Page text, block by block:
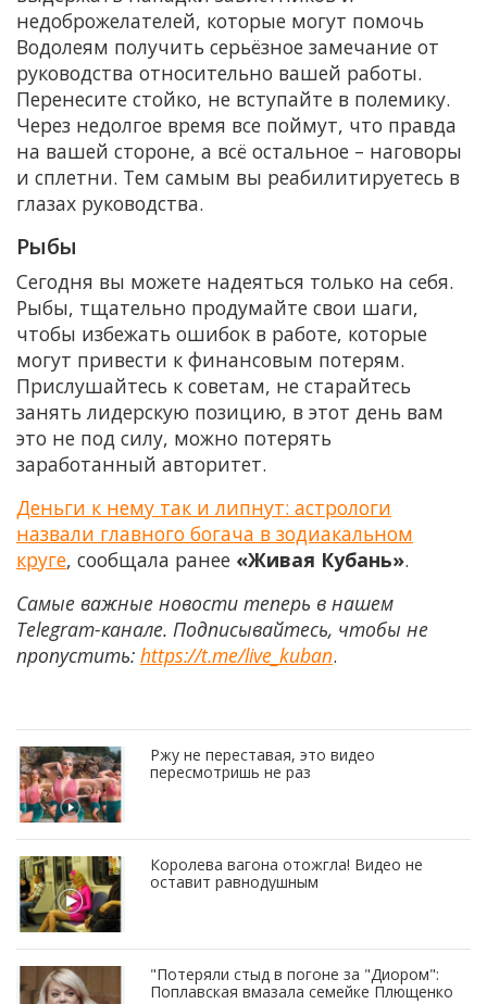
недоброжелателей, которые могут помочь
Водолеям получить серьёзное замечание от
руководства относительно вашей работы.
Перенесите стойко, не вступайте в полемику.
Через недолгое время все поймут, что правда
на вашей стороне, а всё остальное – наговоры
и сплетни. Тем самым вы реабилитируетесь в
глазах руководства.
Рыбы
Сегодня вы можете надеяться только на себя.
Рыбы, тщательно продумайте свои шаги,
чтобы избежать ошибок в работе, которые
могут привести к финансовым потерям.
Прислушайтесь к советам, не старайтесь
занять лидерскую позицию, в этот день вам
это не под силу, можно потерять
заработанный авторитет.
Деньги к нему так и липнут: астрологи
назвали главного богача в зодиакальном
круге, сообщала ранее «Живая Кубань».
Самые важные новости теперь в нашем
Telegram-канале. Подписывайтесь, чтобы не
пропустить: https://t.me/live_kuban.
Ржу не переставая, это видео
пересмотришь не раз
Королева вагона отожгла! Видео не
оставит равнодушным
"Потеряли стыд в погоне за "Диором":
Поплавская вмазала семейке Плющенко